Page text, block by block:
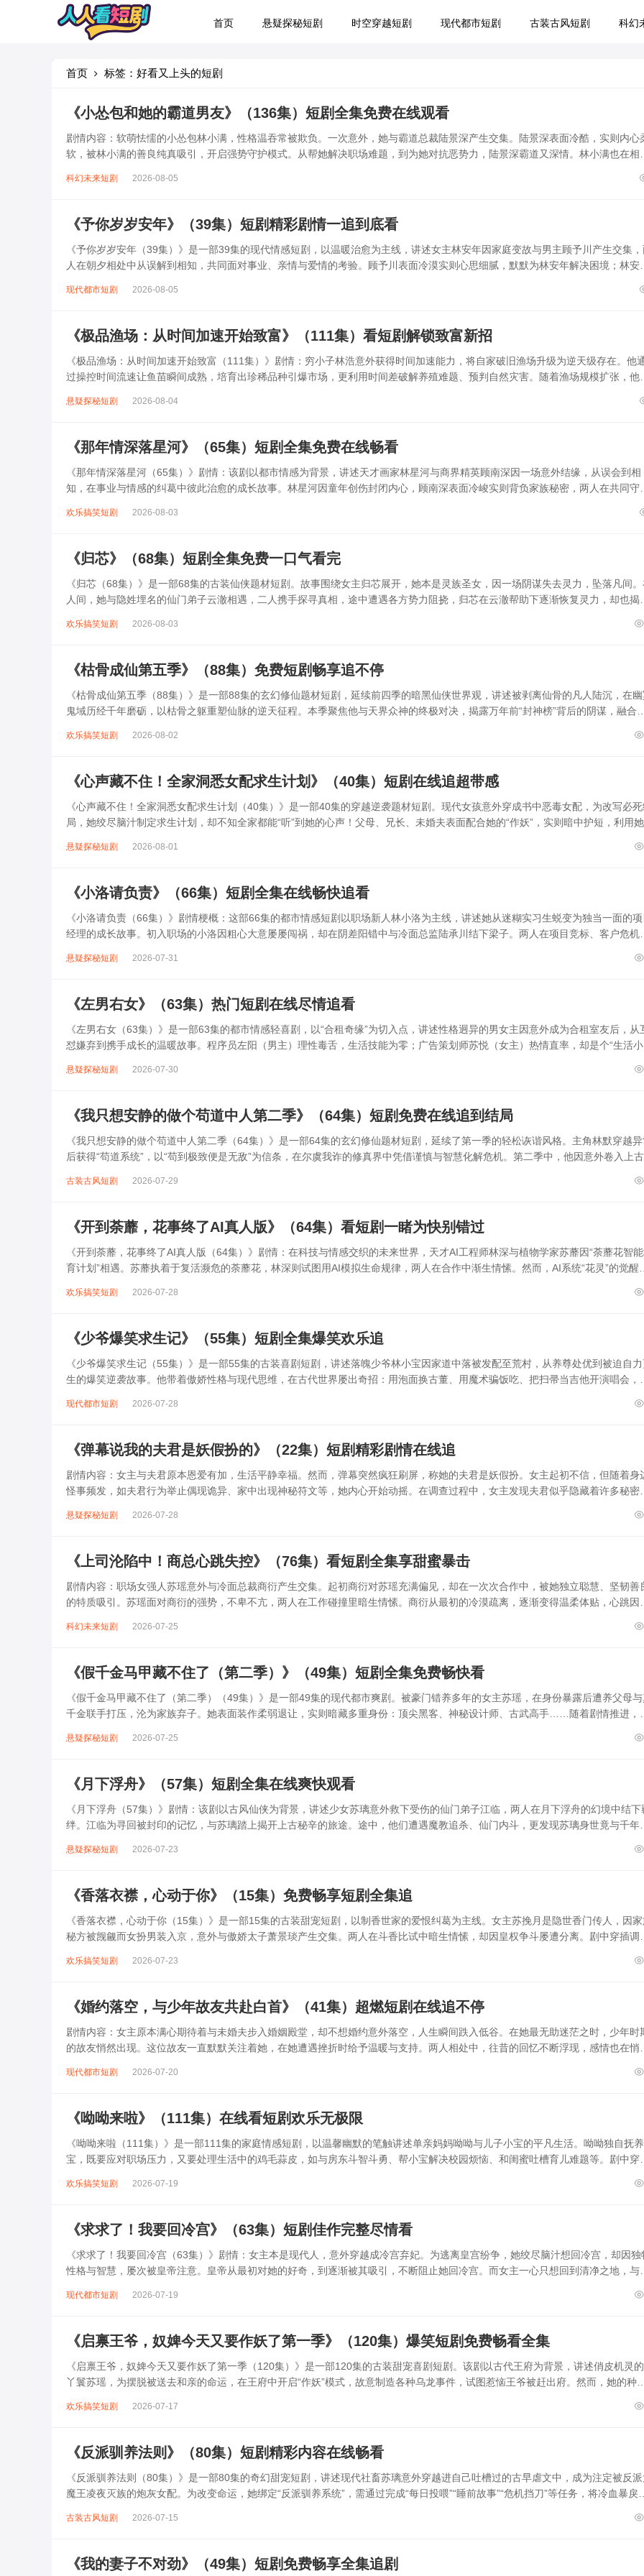
首页 悬疑探秘短剧 时空穿越短剧 现代都市短剧 古装古风短剧 科幻
首页 标签：好看又上头的短剧
《小怂包和她的霸道男友》（136集）短剧全集免费在线观看
剧情内容：软萌怯懦的小怂包林小满，性格温吞常被欺负。一次意外，她与霸道总裁陆景深产生交集。陆景深表面冷酷，实则内心
软，被林小满的善良纯真吸引，开启强势守护模式。从帮她解决职场难题，到为她对抗恶势力，陆景深霸道又深情。林小满也在相处
科幻未来短剧 2026-08-05
《予你岁岁安年》（39集）短剧精彩剧情一追到底看
《予你岁岁安年（39集）》是一部39集的现代情感短剧，以温暖治愈为主线，讲述女主林安年因家庭变故与男主顾予川产生交集
人在朝夕相处中从误解到相知，共同面对事业、亲情与爱情的考验。顾予川表面冷漠实则心思细腻，默默为林安年解决困境；林安年
现代都市短剧 2026-08-05
《极品渔场：从时间加速开始致富》（111集）看短剧解锁致富新招
《极品渔场：从时间加速开始致富（111集）》剧情：穷小子林浩意外获得时间加速能力，将自家破旧渔场升级为逆天级存在。他
过操控时间流速让鱼苗瞬间成熟，培育出珍稀品种引爆市场，更利用时间差破解养殖难题、预判自然灾害。随着渔场规模扩张，他遭
悬疑探秘短剧 2026-08-04
《那年情深落星河》（65集）短剧全集免费在线畅看
《那年情深落星河（65集）》剧情：该剧以都市情感为背景，讲述天才画家林星河与商界精英顾南深因一场意外结缘，从误会到相
知，在事业与情感的纠葛中彼此治愈的成长故事。林星河因童年创伤封闭内心，顾南深表面冷峻实则背负家族秘密，两人在共同守护
欢乐搞笑短剧 2026-08-03
《归芯》（68集）短剧全集免费一口气看完
《归芯（68集）》是一部68集的古装仙侠题材短剧。故事围绕女主归芯展开，她本是灵族圣女，因一场阴谋失去灵力，坠落凡间
人间，她与隐姓埋名的仙门弟子云澈相遇，二人携手探寻真相，途中遭遇各方势力阻挠，归芯在云澈帮助下逐渐恢复灵力，却也揭开
欢乐搞笑短剧 2026-08-03
《枯骨成仙第五季》（88集）免费短剧畅享追不停
《枯骨成仙第五季（88集）》是一部88集的玄幻修仙题材短剧，延续前四季的暗黑仙侠世界观，讲述被剥离仙骨的凡人陆沉，在
鬼域历经千年磨砺，以枯骨之躯重塑仙脉的逆天征程。本季聚焦他与天界众神的终极对决，揭露万年前“封神榜”背后的阴谋，融合血
欢乐搞笑短剧 2026-08-02
《心声藏不住！全家洞悉女配求生计划》（40集）短剧在线追超带感
《心声藏不住！全家洞悉女配求生计划（40集）》是一部40集的穿越逆袭题材短剧。现代女孩意外穿成书中恶毒女配，为改写必
局，她绞尽脑汁制定求生计划，却不知全家都能“听”到她的心声！父母、兄长、未婚夫表面配合她的“作妖”，实则暗中护短，利用她
悬疑探秘短剧 2026-08-01
《小洛请负责》（66集）短剧全集在线畅快追看
《小洛请负责（66集）》剧情梗概：这部66集的都市情感短剧以职场新人林小洛为主线，讲述她从迷糊实习生蜕变为独当一面的项
经理的成长故事。初入职场的小洛因粗心大意屡屡闯祸，却在阴差阳错中与冷面总监陆承川结下梁子。两人在项目竞标、客户危机等
悬疑探秘短剧 2026-07-31
《左男右女》（63集）热门短剧在线尽情追看
《左男右女（63集）》是一部63集的都市情感轻喜剧，以“合租奇缘”为切入点，讲述性格迥异的男女主因意外成为合租室友后，从
怼嫌弃到携手成长的温暖故事。程序员左阳（男主）理性毒舌，生活技能为零；广告策划师苏悦（女主）热情直率，却是个“生活小
悬疑探秘短剧 2026-07-30
《我只想安静的做个苟道中人第二季》（64集）短剧免费在线追到结局
《我只想安静的做个苟道中人第二季（64集）》是一部64集的玄幻修仙题材短剧，延续了第一季的轻松诙谐风格。主角林默穿越
后获得“苟道系统”，以“苟到极致便是无敌”为信条，在尔虞我诈的修真界中凭借谨慎与智慧化解危机。第二季中，他因意外卷入上古
古装古风短剧 2026-07-29
《开到荼蘼，花事终了AI真人版》（64集）看短剧一睹为快别错过
《开到荼蘼，花事终了AI真人版（64集）》剧情：在科技与情感交织的未来世界，天才AI工程师林深与植物学家苏蘼因“荼蘼花智
育计划”相遇。苏蘼执着于复活濒危的荼蘼花，林深则试图用AI模拟生命规律，两人在合作中渐生情愫。然而，AI系统“花灵”的觉醒引
欢乐搞笑短剧 2026-07-28
《少爷爆笑求生记》（55集）短剧全集爆笑欢乐追
《少爷爆笑求生记（55集）》是一部55集的古装喜剧短剧，讲述落魄少爷林小宝因家道中落被发配至荒村，从养尊处优到被迫自力
生的爆笑逆袭故事。他带着傲娇性格与现代思维，在古代世界屡出奇招：用泡面换古董、用魔术骗饭吃、把扫帚当吉他开演唱会，却
现代都市短剧 2026-07-28
《弹幕说我的夫君是妖假扮的》（22集）短剧精彩剧情在线追
剧情内容：女主与夫君原本恩爱有加，生活平静幸福。然而，弹幕突然疯狂刷屏，称她的夫君是妖假扮。女主起初不信，但随着身
怪事频发，如夫君行为举止偶现诡异、家中出现神秘符文等，她内心开始动摇。在调查过程中，女主发现夫君似乎隐藏着许多秘密，
悬疑探秘短剧 2026-07-28
《上司沦陷中！商总心跳失控》（76集）看短剧全集享甜蜜暴击
剧情内容：职场女强人苏瑶意外与冷面总裁商衍产生交集。起初商衍对苏瑶充满偏见，却在一次次合作中，被她独立聪慧、坚韧善
的特质吸引。苏瑶面对商衍的强势，不卑不亢，两人在工作碰撞里暗生情愫。商衍从最初的冷漠疏离，逐渐变得温柔体贴，心跳因苏
科幻未来短剧 2026-07-25
《假千金马甲藏不住了（第二季）》（49集）短剧全集免费畅快看
《假千金马甲藏不住了（第二季）（49集）》是一部49集的现代都市爽剧。被豪门错养多年的女主苏瑶，在身份暴露后遭养父母
千金联手打压，沦为家族弃子。她表面装作柔弱退让，实则暗藏多重身份：顶尖黑客、神秘设计师、古武高手……随着剧情推进，她
悬疑探秘短剧 2026-07-25
《月下浮舟》（57集）短剧全集在线爽快观看
《月下浮舟（57集）》剧情：该剧以古风仙侠为背景，讲述少女苏璃意外救下受伤的仙门弟子江临，两人在月下浮舟的幻境中结下
绊。江临为寻回被封印的记忆，与苏璃踏上揭开上古秘辛的旅途。途中，他们遭遇魔教追杀、仙门内斗，更发现苏璃身世竟与千年前
悬疑探秘短剧 2026-07-23
《香落衣襟，心动于你》（15集）免费畅享短剧全集追
《香落衣襟，心动于你（15集）》是一部15集的古装甜宠短剧，以制香世家的爱恨纠葛为主线。女主苏挽月是隐世香门传人，因
秘方被觊觎而女扮男装入京，意外与傲娇太子萧景琰产生交集。两人在斗香比试中暗生情愫，却因皇权争斗屡遭分离。剧中穿插调香
欢乐搞笑短剧 2026-07-23
《婚约落空，与少年故友共赴白首》（41集）超燃短剧在线追不停
剧情内容：女主原本满心期待着与未婚夫步入婚姻殿堂，却不想婚约意外落空，人生瞬间跌入低谷。在她最无助迷茫之时，少年时
的故友悄然出现。这位故友一直默默关注着她，在她遭遇挫折时给予温暖与支持。两人相处中，往昔的回忆不断浮现，感情也在悄然
现代都市短剧 2026-07-20
《呦呦来啦》（111集）在线看短剧欢乐无极限
《呦呦来啦（111集）》是一部111集的家庭情感短剧，以温馨幽默的笔触讲述单亲妈妈呦呦与儿子小宝的平凡生活。呦呦独自抚
宝，既要应对职场压力，又要处理生活中的鸡毛蒜皮，如与房东斗智斗勇、帮小宝解决校园烦恼、和闺蜜吐槽育儿难题等。剧中穿插
欢乐搞笑短剧 2026-07-19
《求求了！我要回冷宫》（63集）短剧佳作完整尽情看
《求求了！我要回冷宫（63集）》剧情：女主本是现代人，意外穿越成冷宫弃妃。为逃离皇宫纷争，她绞尽脑汁想回冷宫，却因独
性格与智慧，屡次被皇帝注意。皇帝从最初对她的好奇，到逐渐被其吸引，不断阻止她回冷宫。而女主一心只想回到清净之地，与皇
现代都市短剧 2026-07-19
《启禀王爷，奴婢今天又要作妖了第一季》（120集）爆笑短剧免费畅看全集
《启禀王爷，奴婢今天又要作妖了第一季（120集）》是一部120集的古装甜宠喜剧短剧。该剧以古代王府为背景，讲述俏皮机灵
丫鬟苏瑶，为摆脱被送去和亲的命运，在王府中开启“作妖”模式，故意制造各种乌龙事件，试图惹恼王爷被赶出府。然而，她的种种
欢乐搞笑短剧 2026-07-17
《反派驯养法则》（80集）短剧精彩内容在线畅看
《反派驯养法则（80集）》是一部80集的奇幻甜宠短剧，讲述现代社畜苏璃意外穿越进自己吐槽过的古早虐文中，成为注定被反派
魔王凌夜灭族的炮灰女配。为改变命运，她绑定“反派驯养系统”，需通过完成“每日投喂”“睡前故事”“危机挡刀”等任务，将冷血暴戾的
古装古风短剧 2026-07-15
《我的妻子不对劲》（49集）短剧免费畅享全集追剧